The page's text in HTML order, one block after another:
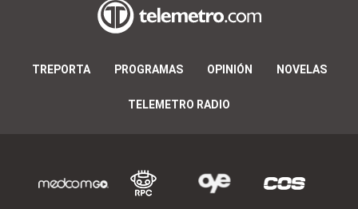
TREPORTA PROGRAMAS OPINIÓN NOVELAS
TELEMETRO RADIO